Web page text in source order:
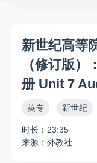
新世纪高等
（修订版）
册 Unit 7
英专 新世纪
时长：23:35
来源：外教社